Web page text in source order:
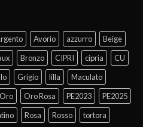
Avorio azzurro
Beige
Bronzo CIPRI cipria
CU
Grigio lilla
Maculato
Oro Oro Rosa PE2023
PE2025
Rosa Rosso tortora